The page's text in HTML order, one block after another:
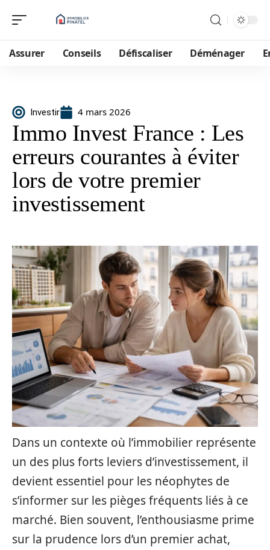
Assurer Conseils Défiscaliser Déménager
Investir 4 mars 2026
Immo Invest France : Les
erreurs courantes à éviter
lors de votre premier
investissement
Dans un contexte où l’immobilier représente
un des plus forts leviers d’investissement, il
devient essentiel pour les néophytes de
s’informer sur les pièges fréquents liés à ce
marché. Bien souvent, l’enthousiasme prime
sur la prudence lors d’un premier achat,